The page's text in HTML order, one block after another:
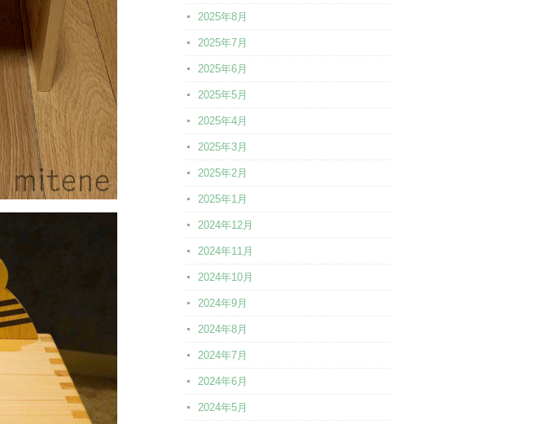
2025年8月
2025年7月
2025年6月
2025年5月
2025年4月
2025年3月
2025年2月
2025年1月
2024年12月
2024年11月
2024年10月
2024年9月
2024年8月
2024年7月
2024年6月
2024年5月